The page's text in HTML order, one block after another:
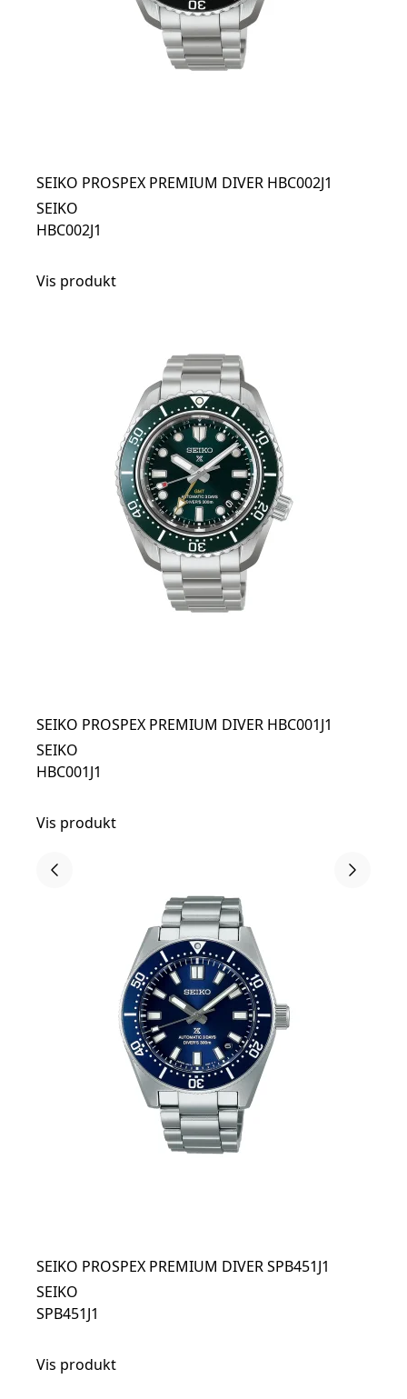
SEIKO PROSPEX PREMIUM DIVER HBC002J1
SEIKO
HBC002J1
Vis produkt
SEIKO PROSPEX PREMIUM DIVER HBC001J1
SEIKO
HBC001J1
Vis produkt
SEIKO PROSPEX PREMIUM DIVER SPB451J1
SEIKO
SPB451J1
Vis produkt